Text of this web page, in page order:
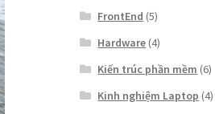
FrontEnd (5)
Hardware (4)
Kiến trúc phần mềm (6)
Kinh nghiệm Laptop (4)